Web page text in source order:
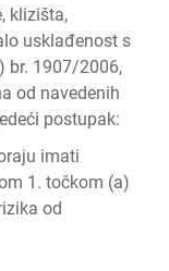
klizišta,
usklađenost s
br. 1907/2006,
od navedenih
postupak:
imati
1. točkom (a)
od